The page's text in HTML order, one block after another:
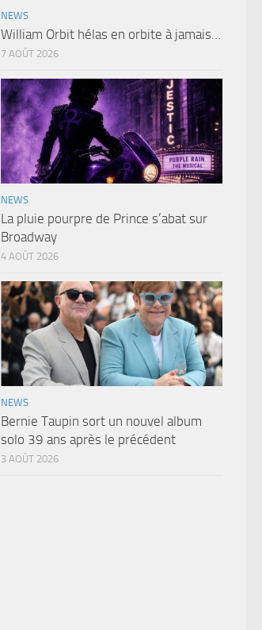
NEWS
William Orbit hélas en orbite à jamais…
7 AOÛT 2026
NEWS
La pluie pourpre de Prince s’abat sur
Broadway
4 AOÛT 2026
NEWS
Bernie Taupin sort un nouvel album
solo 39 ans après le précédent
3 AOÛT 2026